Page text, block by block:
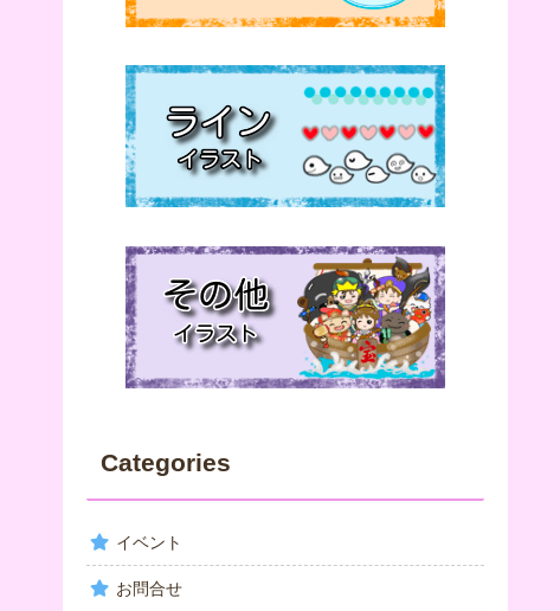
Categories
イベント
お問合せ